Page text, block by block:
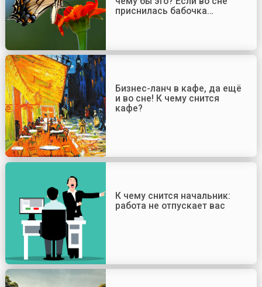
приснилась бабочка…
Бизнес-ланч в кафе, да ещё
и во сне! К чему снится
кафе?
К чему снится начальник:
работа не отпускает вас